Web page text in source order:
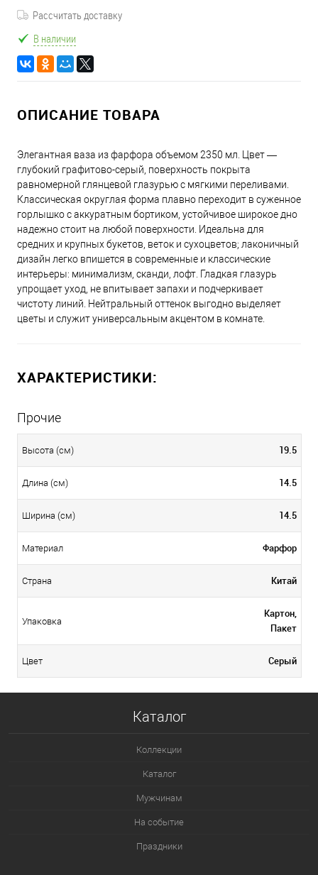
Рассчитать доставку
В наличии
ОПИСАНИЕ ТОВАРА
Элегантная ваза из фарфора объемом 2350 мл. Цвет —
глубокий графитово-серый, поверхность покрыта
равномерной глянцевой глазурью с мягкими переливами.
Классическая округлая форма плавно переходит в суженное
горлышко с аккуратным бортиком, устойчивое широкое дно
надежно стоит на любой поверхности. Идеальна для
средних и крупных букетов, веток и сухоцветов; лаконичный
дизайн легко впишется в современные и классические
интерьеры: минимализм, сканди, лофт. Гладкая глазурь
упрощает уход, не впитывает запахи и подчеркивает
чистоту линий. Нейтральный оттенок выгодно выделяет
цветы и служит универсальным акцентом в комнате.
ХАРАКТЕРИСТИКИ:
Прочие
Высота (см) 19.5
Длина (см) 14.5
Ширина (см) 14.5
Материал Фарфор
Страна Китай
Упаковка
Картон,
Пакет
Цвет Серый
Каталог
Коллекции
Каталог
Мужчинам
На событие
Праздники